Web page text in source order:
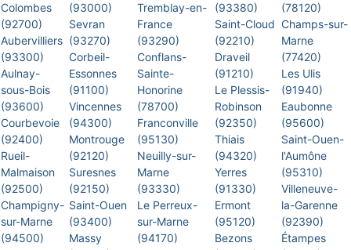
Colombes
(92700)
Aubervilliers
(93300)
Aulnay-
sous-Bois
(93600)
Courbevoie
(92400)
Rueil-
Malmaison
(92500)
Champigny-
sur-Marne
(94500)
(93000)
Sevran
(93270)
Corbeil-
Essonnes
(91100)
Vincennes
(94300)
Montrouge
(92120)
Suresnes
(92150)
Saint-Ouen
(93400)
Massy
Tremblay-en-
France
(93290)
Conflans-
Sainte-
Honorine
(78700)
Franconville
(95130)
Neuilly-sur-
Marne
(93330)
Le Perreux-
sur-Marne
(94170)
(93380)
Saint-Cloud
(92210)
Draveil
(91210)
Le Plessis-
Robinson
(92350)
Thiais
(94320)
Yerres
(91330)
Ermont
(95120)
Bezons
(78120)
Champs-sur-
Marne
(77420)
Les Ulis
(91940)
Eaubonne
(95600)
Saint-Ouen-
l'Aumône
(95310)
Villeneuve-
la-Garenne
(92390)
Étampes